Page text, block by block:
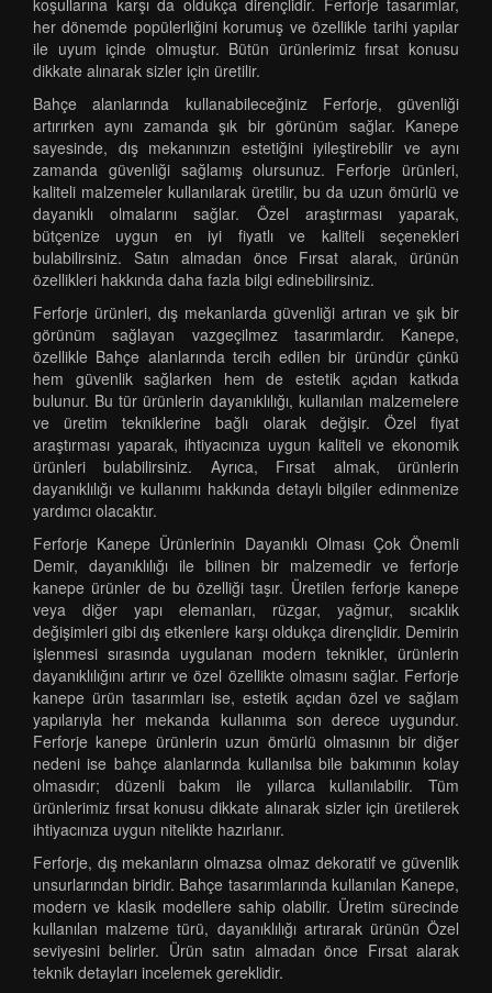
koşullarına karşı da oldukça dirençlidir. Ferforje tasarımlar,
her dönemde popülerliğini korumuş ve özellikle tarihi yapılar
ile uyum içinde olmuştur. Bütün ürünlerimiz fırsat konusu
dikkate alınarak sizler için üretilir.
Bahçe alanlarında kullanabileceğiniz Ferforje, güvenliği
artırırken aynı zamanda şık bir görünüm sağlar. Kanepe
sayesinde, dış mekanınızın estetiğini iyileştirebilir ve aynı
zamanda güvenliği sağlamış olursunuz. Ferforje ürünleri,
kaliteli malzemeler kullanılarak üretilir, bu da uzun ömürlü ve
dayanıklı olmalarını sağlar. Özel araştırması yaparak,
bütçenize uygun en iyi fiyatlı ve kaliteli seçenekleri
bulabilirsiniz. Satın almadan önce Fırsat alarak, ürünün
özellikleri hakkında daha fazla bilgi edinebilirsiniz.
Ferforje ürünleri, dış mekanlarda güvenliği artıran ve şık bir
görünüm sağlayan vazgeçilmez tasarımlardır. Kanepe,
özellikle Bahçe alanlarında tercih edilen bir üründür çünkü
hem güvenlik sağlarken hem de estetik açıdan katkıda
bulunur. Bu tür ürünlerin dayanıklılığı, kullanılan malzemelere
ve üretim tekniklerine bağlı olarak değişir. Özel fiyat
araştırması yaparak, ihtiyacınıza uygun kaliteli ve ekonomik
ürünleri bulabilirsiniz. Ayrıca, Fırsat almak, ürünlerin
dayanıklılığı ve kullanımı hakkında detaylı bilgiler edinmenize
yardımcı olacaktır.
Ferforje Kanepe Ürünlerinin Dayanıklı Olması Çok Önemli
Demir, dayanıklılığı ile bilinen bir malzemedir ve ferforje
kanepe ürünler de bu özelliği taşır. Üretilen ferforje kanepe
veya diğer yapı elemanları, rüzgar, yağmur, sıcaklık
değişimleri gibi dış etkenlere karşı oldukça dirençlidir. Demirin
işlenmesi sırasında uygulanan modern teknikler, ürünlerin
dayanıklılığını artırır ve özel özellikte olmasını sağlar. Ferforje
kanepe ürün tasarımları ise, estetik açıdan özel ve sağlam
yapılarıyla her mekanda kullanıma son derece uygundur.
Ferforje kanepe ürünlerin uzun ömürlü olmasının bir diğer
nedeni ise bahçe alanlarında kullanılsa bile bakımının kolay
olmasıdır; düzenli bakım ile yıllarca kullanılabilir. Tüm
ürünlerimiz fırsat konusu dikkate alınarak sizler için üretilerek
ihtiyacınıza uygun nitelikte hazırlanır.
Ferforje, dış mekanların olmazsa olmaz dekoratif ve güvenlik
unsurlarından biridir. Bahçe tasarımlarında kullanılan Kanepe,
modern ve klasik modellere sahip olabilir. Üretim sürecinde
kullanılan malzeme türü, dayanıklılığı artırarak ürünün Özel
seviyesini belirler. Ürün satın almadan önce Fırsat alarak
teknik detayları incelemek gereklidir.